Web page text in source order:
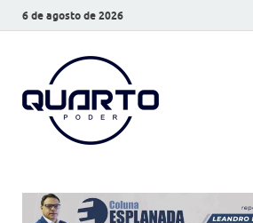
6 de agosto de 2026